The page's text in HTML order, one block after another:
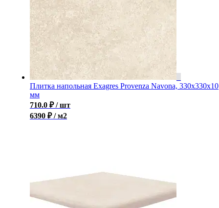
Плитка напольная Exagres Provenza Navona, 330x330x10
мм
710.0 ₽ / шт
6390 ₽ / м2